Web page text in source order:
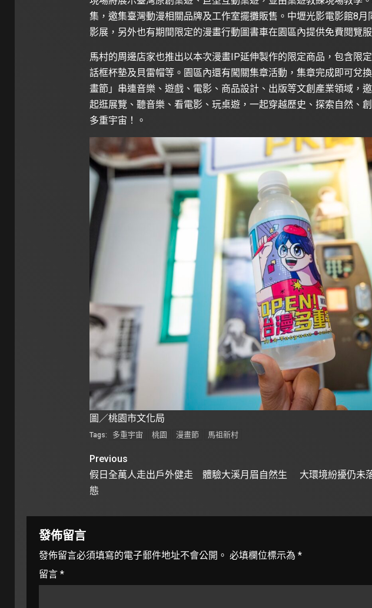
集，邀集臺灣動漫相關品牌及工作室擺攤販售。中壢光影電影館8
影展，另外也有期間限定的漫畫行動圖書車在園區內提供免費閱覽服
馬村的周邊店家也推出以本次漫畫IP延伸製作的限定商品，包含限
話框杯墊及貝雷帽等。園區內還有闖關集章活動，集章完成即可兌
畫節」串連音樂、遊戲、電影、商品設計、出版等文創產業領域，
起逛展覽、聽音樂、看電影、玩桌遊，一起穿越歷史、探索自然、
多重宇宙！。
圖／桃園市文化局
Tags: 多重宇宙 桃園 漫畫節 馬祖新村
Previous
假日全萬人走出戶外健走 體驗大溪月眉自然生
態
大環境紛擾仍未
發佈留言
發佈留言必須填寫的電子郵件地址不會公開。 必填欄位標示為 *
留言 *